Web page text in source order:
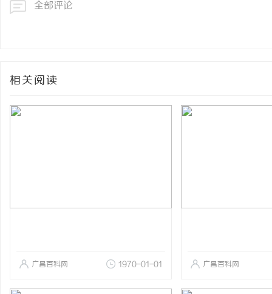
全部评论
相关阅读
广昌百科网 1970-01-01 广昌百科网